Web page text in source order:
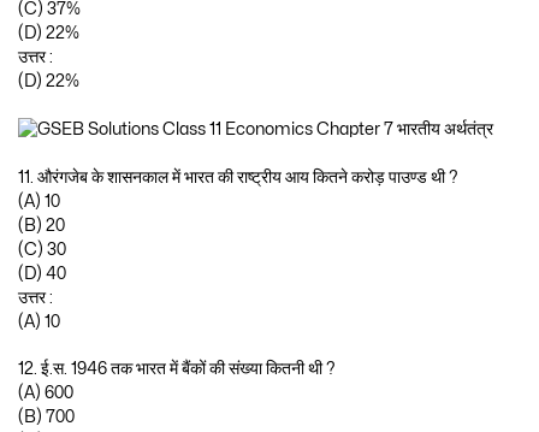
(C) 37%
(D) 22%
उत्तर :
(D) 22%
11. औरंगजेब के शासनकाल में भारत की राष्ट्रीय आय कितने करोड़ पाउण्ड थी ?
(A) 10
(B) 20
(C) 30
(D) 40
उत्तर :
(A) 10
12. ई.स. 1946 तक भारत में बैंकों की संख्या कितनी थी ?
(A) 600
(B) 700